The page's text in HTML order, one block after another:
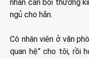
nhân cần bồi thường
ngủ cho hắn.
Cô nhân viên ở văn
quan hệ” cho tôi, rồi